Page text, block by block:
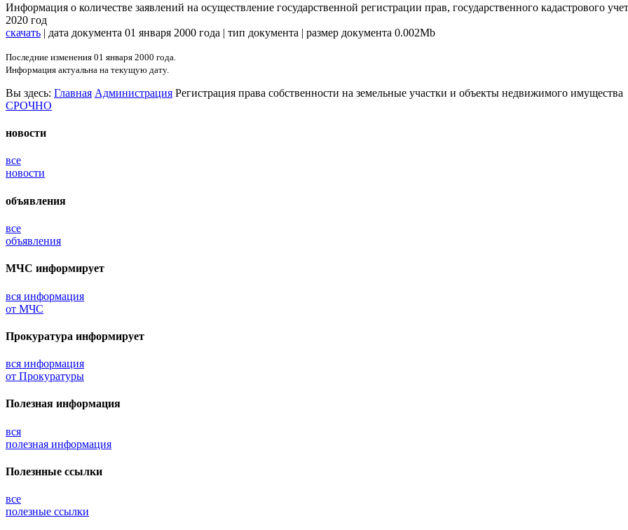
Информация о количестве заявлений на осуществление государственной регистрации прав, государственного кадастрового
2020 год
скачать | дата документа 01 января 2000 года | тип документа | размер документа 0.002Mb
Последние изменения 01 января 2000 года.
Информация актуальна на текущую дату.
Вы здесь: Главная Администрация Регистрация права собственности на земельные участки и объекты недвижимого имущества
СРОЧНО
новости
все
новости
объявления
все
объявления
МЧС информирует
вся информация
от МЧС
Прокуратура информирует
вся информация
от Прокуратуры
Полезная информация
вся
полезная информация
Полезнные ссылки
все
полезные ссылки